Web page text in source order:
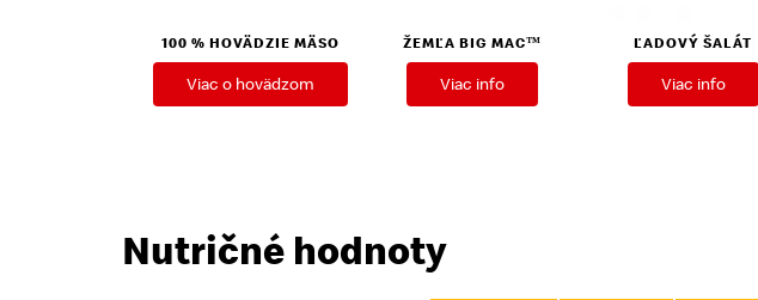
100 % HOVÄDZIE MÄSO
Viac o hovädzom
ŽEMĽA BIG MAC™
Viac info
ĽADOVÝ ŠALÁT
Viac info
Nutričné hodnoty